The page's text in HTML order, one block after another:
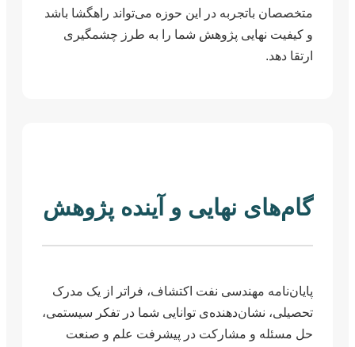
متخصصان باتجربه در این حوزه می‌تواند راهگشا باشد
و کیفیت نهایی پژوهش شما را به طرز چشمگیری
ارتقا دهد.
گام‌های نهایی و آینده پژوهش
پایان‌نامه مهندسی نفت اکتشاف، فراتر از یک مدرک
تحصیلی، نشان‌دهنده‌ی توانایی شما در تفکر سیستمی،
حل مسئله و مشارکت در پیشرفت علم و صنعت